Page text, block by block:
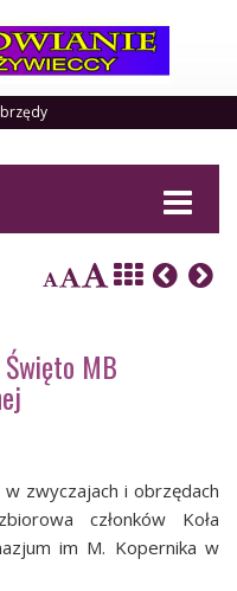
MB
w zwyczajach i obrzędach
członków Koła
im M. Kopernika w